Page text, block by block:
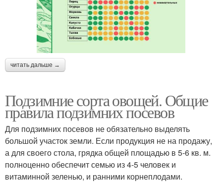
читать дальше →
Подзимние сорта овощей. Общие
правила подзимних посевов
Для подзимних посевов не обязательно выделять
большой участок земли. Если продукция не на продажу,
а для своего стола, грядка общей площадью в 5-6 кв. м.
полноценно обеспечит семью из 4-5 человек и
витаминной зеленью, и ранними корнеплодами.